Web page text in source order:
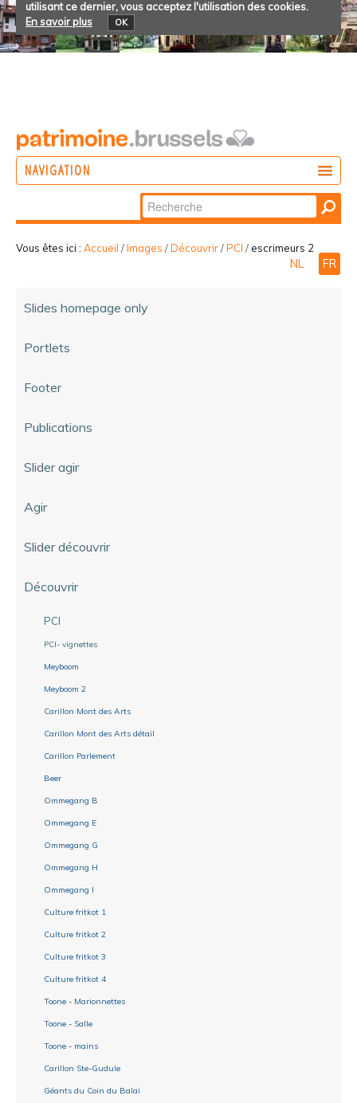
utilisant ce dernier, vous acceptez l'utilisation des cookies.
En savoir plus
OK
NAVIGATION
Chercher par
Recherche
avancée…
Vous êtes ici : Accueil /Images /Découvrir/PCI / escrimeurs 2
NL FR
Slides homepage only
Portlets
Footer
Publications
Slider agir
Agir
Slider découvrir
Découvrir
PCI
PCI- vignettes
Meyboom
Meyboom 2
Carillon Mont des Arts
Carillon Mont des Arts détail
Carillon Parlement
Beer
Ommegang B
Ommegang E
Ommegang G
Ommegang H
Ommegang I
Culture fritkot 1
Culture fritkot 2
Culture fritkot 3
Culture fritkot 4
Toone - Marionnettes
Toone - Salle
Toone - mains
Carillon Ste-Gudule
Géants du Coin du Balai